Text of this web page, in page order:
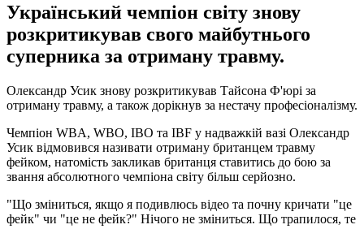
Український чемпіон світу знову
розкритикував свого майбутнього
суперника за отриману травму.
Олександр Усик знову розкритикував Тайсона Ф'юрі за
отриману травму, а також дорікнув за нестачу професіоналізму.
Чемпіон WBA, WBO, IBO та IBF у надважкій вазі Олександр
Усик відмовився називати отриману британцем травму
фейком, натомість закликав британця ставитись до бою за
звання абсолютного чемпіона світу більш серйозно.
"Що зміниться, якщо я подивлюсь відео та почну кричати "це
фейк" чи "це не фейк?" Нічого не зміниться. Що трапилося, те